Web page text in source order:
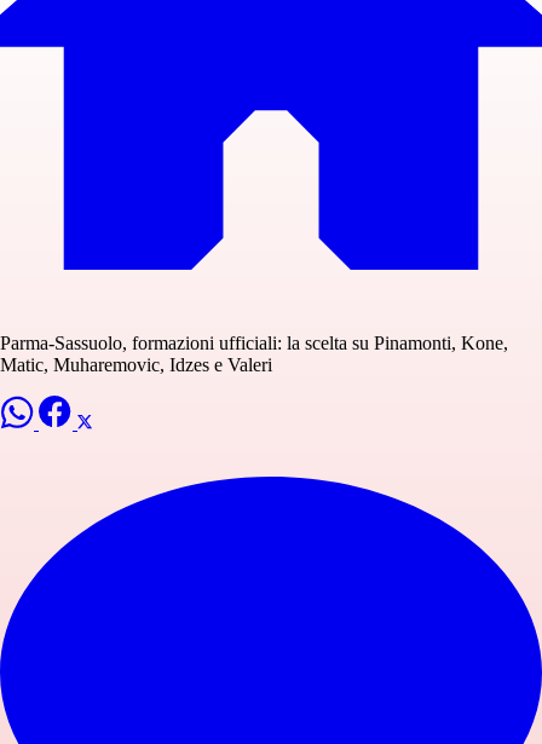
Parma-Sassuolo, formazioni ufficiali: la scelta su Pinamonti, Kone,
Matic, Muharemovic, Idzes e Valeri